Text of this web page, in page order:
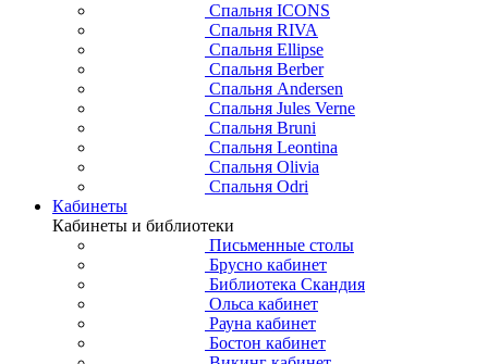
Спальня ICONS
Спальня RIVA
Спальня Ellipse
Спальня Berber
Спальня Andersen
Спальня Jules Verne
Спальня Bruni
Спальня Leontina
Спальня Olivia
Спальня Odri
Кабинеты
Кабинеты и библиотеки
Письменные столы
Брусно кабинет
Библиотека Скандия
Ольса кабинет
Рауна кабинет
Бостон кабинет